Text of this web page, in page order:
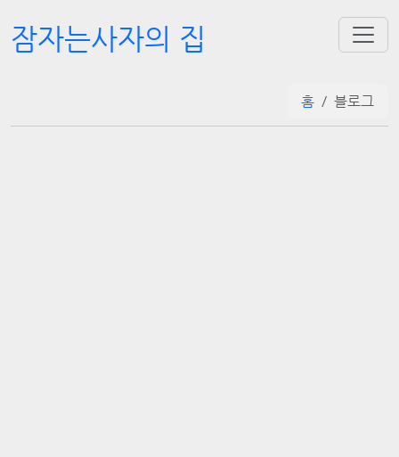
잠자는사자의 집
홈 블로그